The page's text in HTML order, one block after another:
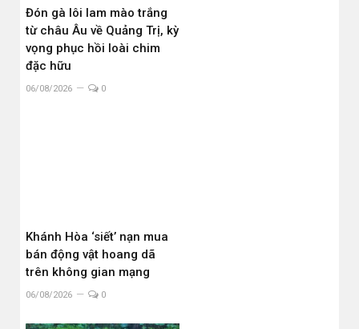
Đón gà lôi lam mào trắng
từ châu Âu về Quảng Trị, kỳ
vọng phục hồi loài chim
đặc hữu
06/08/2026 0
Khánh Hòa ‘siết’ nạn mua
bán động vật hoang dã
trên không gian mạng
06/08/2026 0